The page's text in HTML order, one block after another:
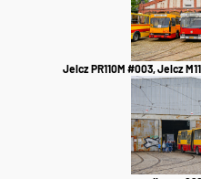
Jelcz PR110M #003, Jelcz